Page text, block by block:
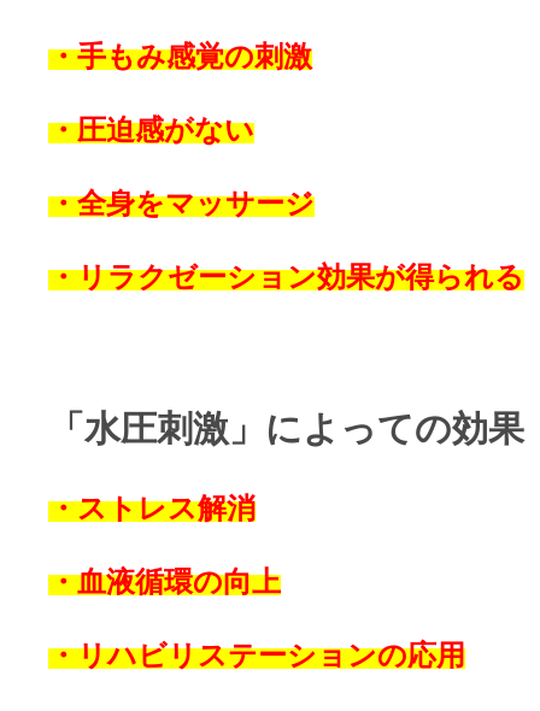
・手もみ感覚の刺激
・圧迫感がない
・全身をマッサージ
・リラクゼーション効果が得られる
「水圧刺激」によっての効果
・ストレス解消
・血液循環の向上
・リハビリステーションの応用